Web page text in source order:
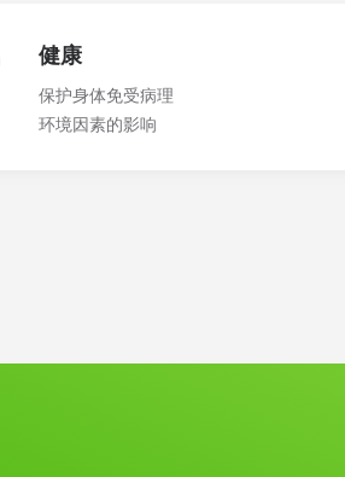
健康
保护身体免受病理
环境因素的影响
一下伊莱克特拉
价格。